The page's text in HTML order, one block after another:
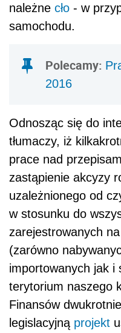
należne cło - w
samochodu.
Polecamy:
2016
Odnosząc się do
tłumaczy, iż
prace nad
zastąpienie akcyzy
uzależnionego od
w stosunku do
zarejestrowanych
(zarówno
importowanych jak i
terytorium naszego
Finansów
legislacyjną projekt